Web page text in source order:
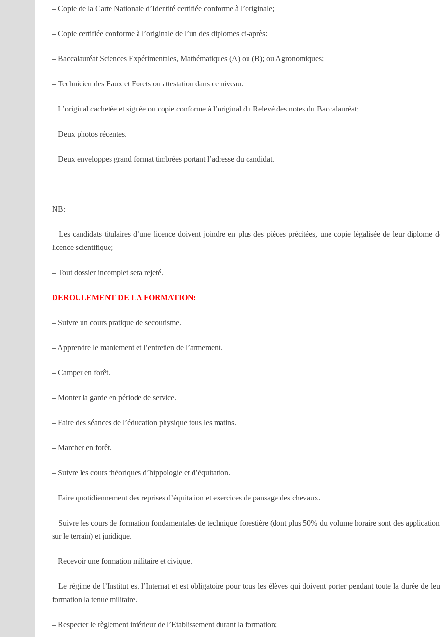
– Copie de la Carte Nationale d’Identité certifiée conforme à l’originale;
– Copie certifiée conforme à l’originale de l’un des diplomes ci-après:
– Baccalauréat Sciences Expérimentales, Mathématiques (A) ou (B); ou Agronomiques;
– Technicien des Eaux et Forets ou attestation dans ce niveau.
– L’original cachetée et signée ou copie conforme à l’original du Relevé des notes du Baccalauréat;
– Deux photos récentes.
– Deux enveloppes grand format timbrées portant l’adresse du candidat.
NB:
– Les candidats titulaires d’une licence doivent joindre en plus des pièces précitées, une copie légalisée de leur diplome
licence scientifique;
– Tout dossier incomplet sera rejeté.
DEROULEMENT DE LA FORMATION:
– Suivre un cours pratique de secourisme.
– Apprendre le maniement et l’entretien de l’armement.
– Camper en forêt.
– Monter la garde en période de service.
– Faire des séances de l’éducation physique tous les matins.
– Marcher en forêt.
– Suivre les cours théoriques d’hippologie et d’équitation.
– Faire quotidiennement des reprises d’équitation et exercices de pansage des chevaux.
– Suivre les cours de formation fondamentales de technique forestière (dont plus 50% du volume horaire sont des
sur le terrain) et juridique.
– Recevoir une formation militaire et civique.
– Le régime de l’Institut est l’Internat et est obligatoire pour tous les élèves qui doivent porter pendant toute la durée de
formation la tenue militaire.
– Respecter le règlement intérieur de l’Etablissement durant la formation;